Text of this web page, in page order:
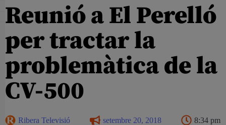
Reunió a El Perelló
per tractar la
problemàtica de la
CV-500
Ribera Televisió setembre 20, 2018 8:34 pm